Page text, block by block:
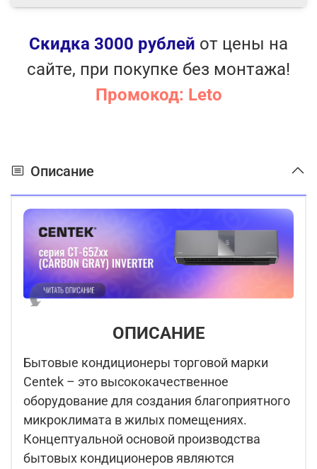
Скидка 3000 рублей от цены на
сайте, при покупке без монтажа!
Промокод: Leto
Описание
ОПИСАНИЕ
Бытовые кондиционеры торговой марки
Centek – это высококачественное
оборудование для создания благоприятного
микроклимата в жилых помещениях.
Концептуальной основой производства
бытовых кондиционеров являются